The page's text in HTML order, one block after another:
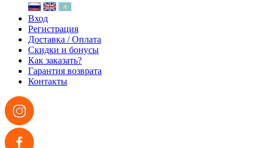
Вход
Регистрация
Доставка / Оплата
Скидки и бонусы
Как заказать?
Гарантия возврата
Контакты